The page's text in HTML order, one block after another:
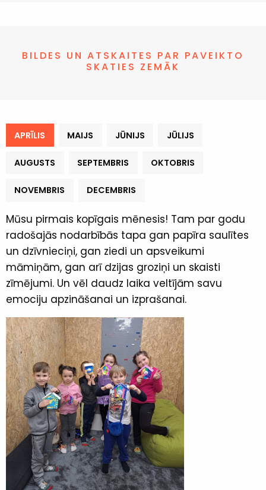
BILDES UN ATSKAITES PAR PAVEIKTO
SKATIES ZEMĀK
APRĪLIS MAIJS JŪNIJS JŪLIJS
AUGUSTS SEPTEMBRIS OKTOBRIS
NOVEMBRIS DECEMBRIS
Mūsu pirmais kopīgais mēnesis! Tam par godu
radošajās nodarbībās tapa gan papīra saulītes
un dzīvnieciņi, gan ziedi un apsveikumi
māmiņām, gan arī dzijas groziņi un skaisti
zīmējumi. Un vēl daudz laika veltījām savu
emociju apzināšanai un izprašanai.